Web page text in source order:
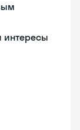
интересы